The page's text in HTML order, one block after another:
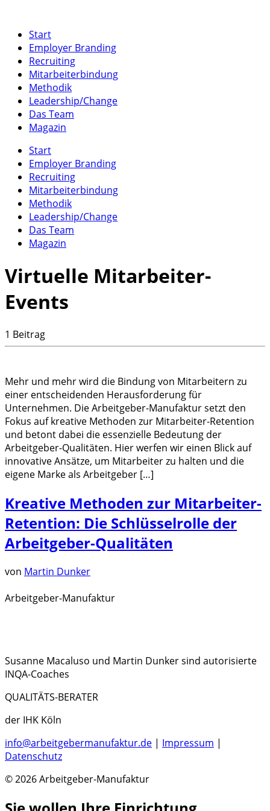
Start
Employer Branding
Recruiting
Mitarbeiterbindung
Methodik
Leadership/Change
Das Team
Magazin
Start
Employer Branding
Recruiting
Mitarbeiterbindung
Methodik
Leadership/Change
Das Team
Magazin
Virtuelle Mitarbeiter-
Events
1 Beitrag
Mehr und mehr wird die Bindung von Mitarbeitern zu
einer entscheidenden Herausforderung für
Unternehmen. Die Arbeitgeber-Manufaktur setzt den
Fokus auf kreative Methoden zur Mitarbeiter-Retention
und betont dabei die essenzielle Bedeutung der
Arbeitgeber-Qualitäten. Hier werfen wir einen Blick auf
innovative Ansätze, um Mitarbeiter zu halten und die
eigene Marke als Arbeitgeber […]
Kreative Methoden zur Mitarbeiter-
Retention: Die Schlüsselrolle der
Arbeitgeber-Qualitäten
von Martin Dunker
Arbeitgeber-Manufaktur
Susanne Macaluso und Martin Dunker sind autorisierte
INQA-Coaches
QUALITÄTS-BERATER
der IHK Köln
info@arbeitgebermanufaktur.de | Impressum |
Datenschutz
© 2026 Arbeitgeber-Manufaktur